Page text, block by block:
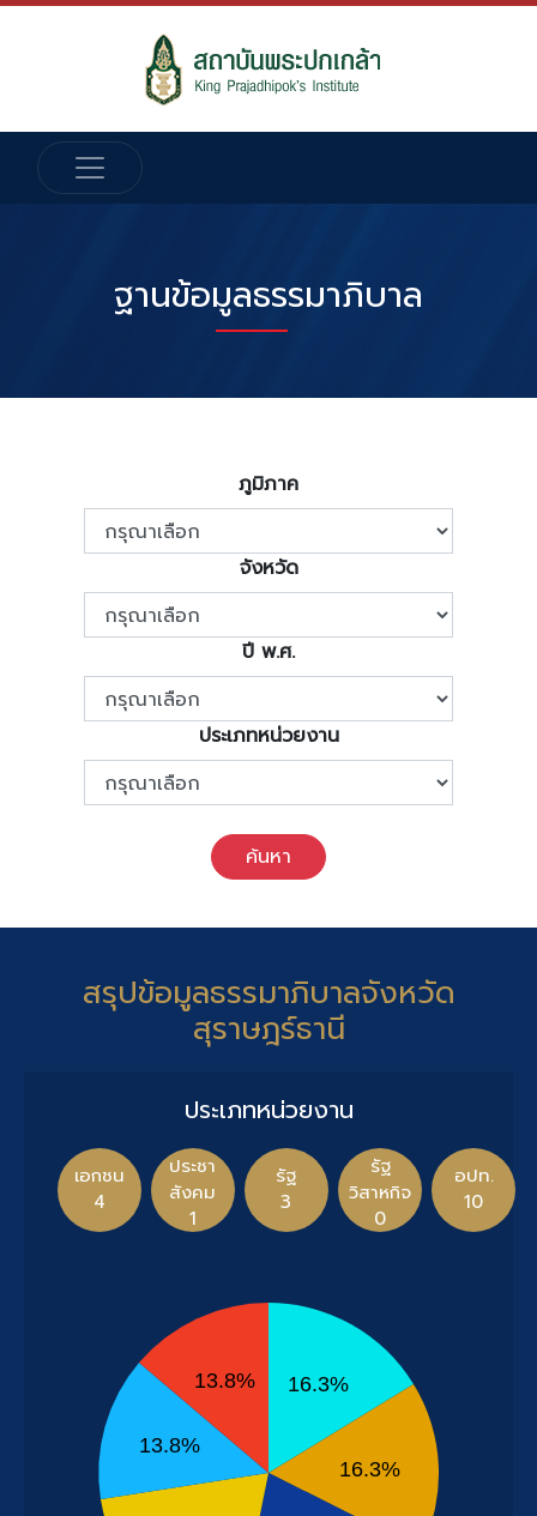
ฐานข้อมูลธรรมาภิบาล
ภูมิภาค
จังหวัด
ปี พ.ศ.
ประเภทหน่วยงาน
ค้นหา
สรุปข้อมูลธรรมาภิบาลจังหวัด
สุราษฎร์ธานี
ประเภทหน่วยงาน
เอกชน
4
ประชา
สังคม
1
รัฐ
3
รัฐ
วิสาหกิจ
0
อปท.
10
16.3%
16.3%
13.8%
13.8%